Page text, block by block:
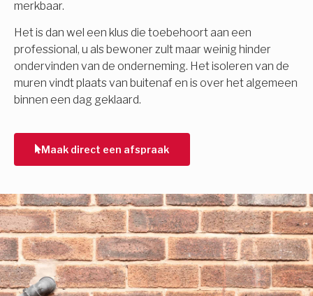
merkbaar.
Het is dan wel een klus die toebehoort aan een
professional, u als bewoner zult maar weinig hinder
ondervinden van de onderneming. Het isoleren van de
muren vindt plaats van buitenaf en is over het algemeen
binnen een dag geklaard.
Maak direct een afspraak